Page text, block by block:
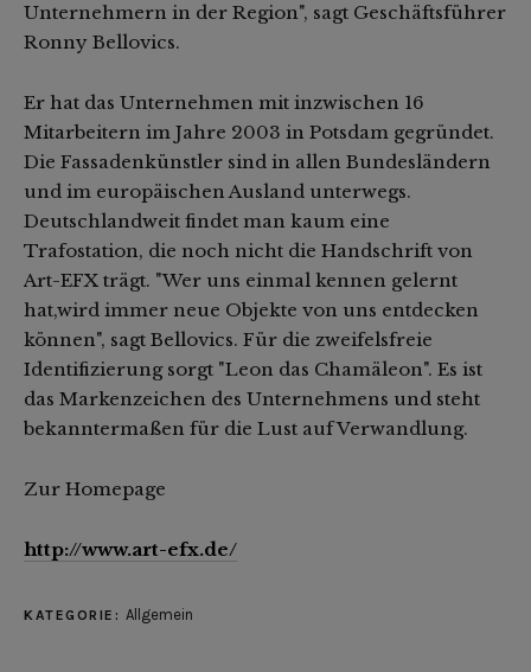
Unternehmern in der Region", sagt Geschäftsführer
Ronny Bellovics.
Er hat das Unternehmen mit inzwischen 16
Mitarbeitern im Jahre 2003 in Potsdam gegründet.
Die Fassadenkünstler sind in allen Bundesländern
und im europäischen Ausland unterwegs.
Deutschlandweit findet man kaum eine
Trafostation, die noch nicht die Handschrift von
Art-EFX trägt. "Wer uns einmal kennen gelernt
hat,wird immer neue Objekte von uns entdecken
können", sagt Bellovics. Für die zweifelsfreie
Identifizierung sorgt "Leon das Chamäleon". Es ist
das Markenzeichen des Unternehmens und steht
bekanntermaßen für die Lust auf Verwandlung.
Zur Homepage
http://www.art-efx.de/
KATEGORIE: Allgemein